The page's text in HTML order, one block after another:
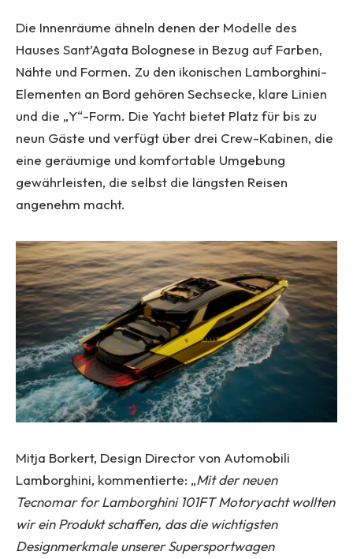
Die Innenräume ähneln denen der Modelle des
Hauses Sant’Agata Bolognese in Bezug auf Farben,
Nähte und Formen. Zu den ikonischen Lamborghini-
Elementen an Bord gehören Sechsecke, klare Linien
und die „Y“-Form. Die Yacht bietet Platz für bis zu
neun Gäste und verfügt über drei Crew-Kabinen, die
eine geräumige und komfortable Umgebung
gewährleisten, die selbst die längsten Reisen
angenehm macht.
Mitja Borkert, Design Director von Automobili
Lamborghini, kommentierte: „Mit der neuen
Tecnomar for Lamborghini 101FT Motoryacht wollten
wir ein Produkt schaffen, das die wichtigsten
Designmerkmale unserer Supersportwagen